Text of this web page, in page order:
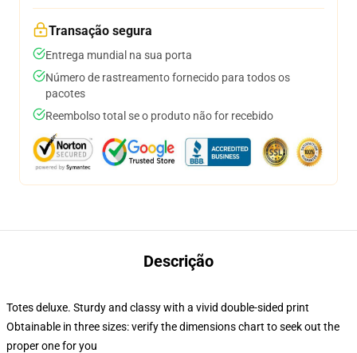
Transação segura
Entrega mundial na sua porta
Número de rastreamento fornecido para todos os
pacotes
Reembolso total se o produto não for recebido
Descrição
Totes deluxe. Sturdy and classy with a vivid double-sided print
Obtainable in three sizes: verify the dimensions chart to seek out the
proper one for you